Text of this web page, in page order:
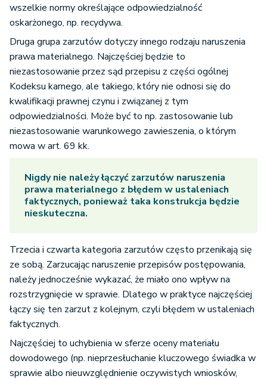
wszelkie normy określające odpowiedzialność
oskarżonego, np. recydywa.
Druga grupa zarzutów dotyczy innego rodzaju naruszenia
prawa materialnego. Najczęściej będzie to
niezastosowanie przez sąd przepisu z części ogólnej
Kodeksu karnego, ale takiego, który nie odnosi się do
kwalifikacji prawnej czynu i związanej z tym
odpowiedzialności. Może być to np. zastosowanie lub
niezastosowanie warunkowego zawieszenia, o którym
mowa w art. 69 kk.
Nigdy nie należy łączyć zarzutów naruszenia
prawa materialnego z błędem w ustaleniach
faktycznych, ponieważ taka konstrukcja będzie
nieskuteczna.
Trzecia i czwarta kategoria zarzutów często przenikają się
ze sobą. Zarzucając naruszenie przepisów postępowania,
należy jednocześnie wykazać, że miało ono wpływ na
rozstrzygnięcie w sprawie. Dlatego w praktyce najczęściej
łączy się ten zarzut z kolejnym, czyli błędem w ustaleniach
faktycznych.
Najczęściej to uchybienia w sferze oceny materiału
dowodowego (np. nieprzesłuchanie kluczowego świadka w
sprawie albo nieuwzględnienie oczywistych wniosków,